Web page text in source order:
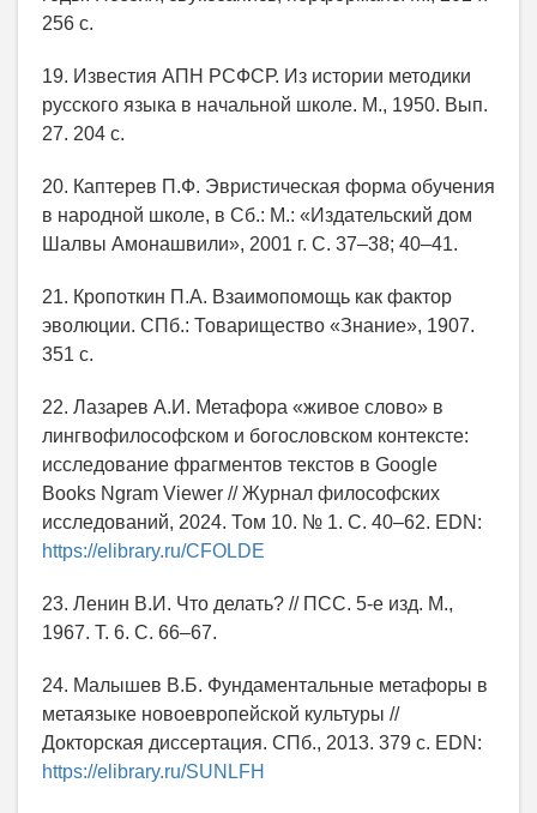
256 с.
19. Известия АПН РСФСР. Из истории методики
русского языка в начальной школе. М., 1950. Вып.
27. 204 с.
20. Каптерев П.Ф. Эвристическая форма обучения
в народной школе, в Сб.: М.: «Издательский дом
Шалвы Амонашвили», 2001 г. С. 37–38; 40–41.
21. Кропоткин П.А. Взаимопомощь как фактор
эволюции. СПб.: Товарищество «Знание», 1907.
351 с.
22. Лазарев А.И. Метафора «живое слово» в
лингвофилософском и богословском контексте:
исследование фрагментов текстов в Google
Books Ngram Viewer // Журнал философских
исследований, 2024. Том 10. № 1. С. 40–62. EDN:
https://elibrary.ru/CFOLDE
23. Ленин В.И. Что делать? // ПСС. 5-е изд. М.,
1967. Т. 6. С. 66–67.
24. Малышев В.Б. Фундаментальные метафоры в
метаязыке новоевропейской культуры //
Докторская диссертация. СПб., 2013. 379 с. EDN:
https://elibrary.ru/SUNLFH